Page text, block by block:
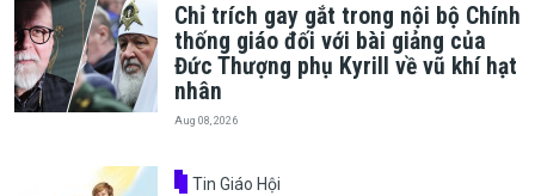
Chỉ trích gay gắt trong nội bộ Chính
thống giáo đối với bài giảng của
Đức Thượng phụ Kyrill về vũ khí hạt
nhân
Aug 08, 2026
Tin Giáo Hội